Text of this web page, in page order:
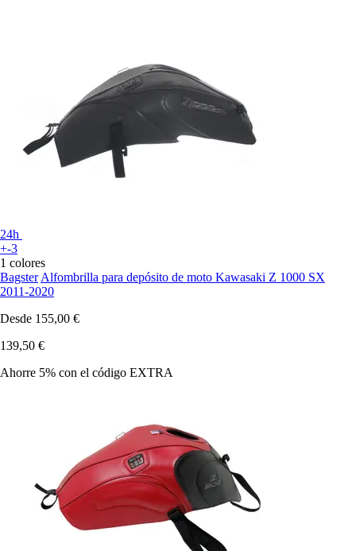
24h
+-3
1 colores
Bagster Alfombrilla para depósito de moto Kawasaki Z 1000 SX
2011-2020
Desde 155,00 €
139,50 €
Ahorre 5% con el código EXTRA